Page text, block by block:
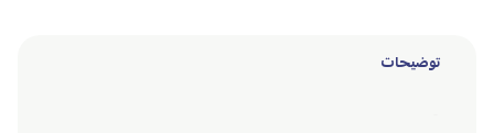
توضیحات